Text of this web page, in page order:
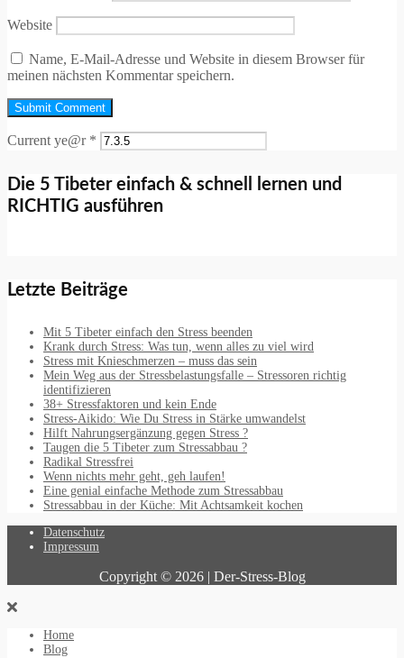
Website
Name, E-Mail-Adresse und Website in diesem Browser für
meinen nächsten Kommentar speichern.
Current ye@r *
Die 5 Tibeter einfach & schnell lernen und
RICHTIG ausführen
Letzte Beiträge
Mit 5 Tibeter einfach den Stress beenden
Krank durch Stress: Was tun, wenn alles zu viel wird
Stress mit Knieschmerzen – muss das sein
Mein Weg aus der Stressbelastungsfalle – Stressoren richtig
identifizieren
38+ Stressfaktoren und kein Ende
Stress-Aikido: Wie Du Stress in Stärke umwandelst
Hilft Nahrungsergänzung gegen Stress ?
Taugen die 5 Tibeter zum Stressabbau ?
Radikal Stressfrei
Wenn nichts mehr geht, geh laufen!
Eine genial einfache Methode zum Stressabbau
Stressabbau in der Küche: Mit Achtsamkeit kochen
Datenschutz
Impressum
Copyright © 2026 | Der-Stress-Blog
Home
Blog